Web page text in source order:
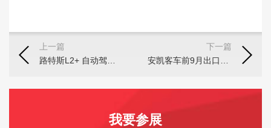
上一篇
下一篇
我要参展